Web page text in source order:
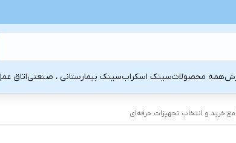
همه محصولاتسینک اسکرابسینک بیمارستانی ، صنعتیاتاق
خرید و انتخاب تجهیزات حرفه‌ای